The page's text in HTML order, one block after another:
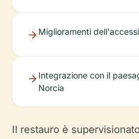
Miglioramenti
Integrazione con il
Norcia
Il restauro è